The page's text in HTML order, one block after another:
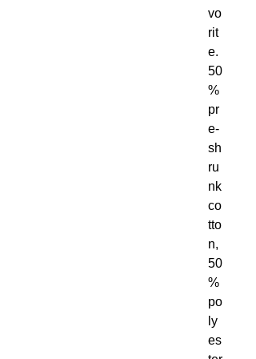
vo
rit
e.
50
%
pr
e-
sh
ru
nk
co
tto
n,
50
%
po
ly
es